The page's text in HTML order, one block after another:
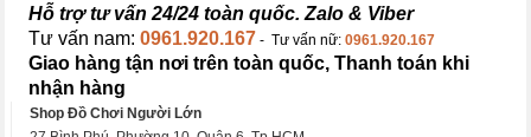
Hỗ trợ tư vấn 24/24 toàn quốc. Zalo & Viber
Tư vấn nam: 0961.920.167 - Tư vấn nữ:0961.920.167
Giao hàng tận nơi trên toàn quốc, Thanh toán khi
nhận hàng
Shop Đồ Chơi Người Lớn